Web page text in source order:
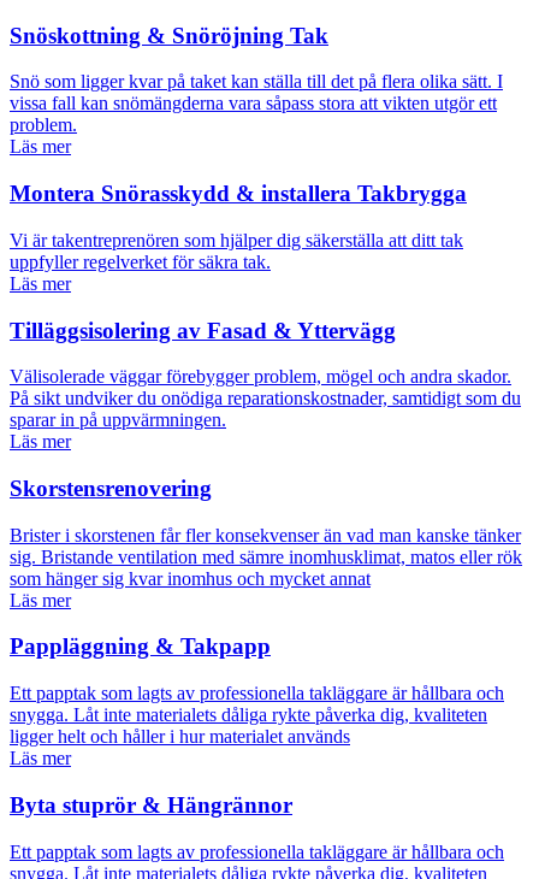
Snöskottning & Snöröjning Tak
Snö som ligger kvar på taket kan ställa till det på flera olika sätt. I
vissa fall kan snömängderna vara såpass stora att vikten utgör ett
problem.
Läs mer
Montera Snörasskydd & installera Takbrygga
Vi är takentreprenören som hjälper dig säkerställa att ditt tak
uppfyller regelverket för säkra tak.
Läs mer
Tilläggsisolering av Fasad & Yttervägg
Välisolerade väggar förebygger problem, mögel och andra skador.
På sikt undviker du onödiga reparationskostnader, samtidigt som du
sparar in på uppvärmningen.
Läs mer
Skorstensrenovering
Brister i skorstenen får fler konsekvenser än vad man kanske tänker
sig. Bristande ventilation med sämre inomhusklimat, matos eller rök
som hänger sig kvar inomhus och mycket annat
Läs mer
Pappläggning & Takpapp
Ett papptak som lagts av professionella takläggare är hållbara och
snygga. Låt inte materialets dåliga rykte påverka dig, kvaliteten
ligger helt och håller i hur materialet används
Läs mer
Byta stuprör & Hängrännor
Ett papptak som lagts av professionella takläggare är hållbara och
snygga. Låt inte materialets dåliga rykte påverka dig, kvaliteten